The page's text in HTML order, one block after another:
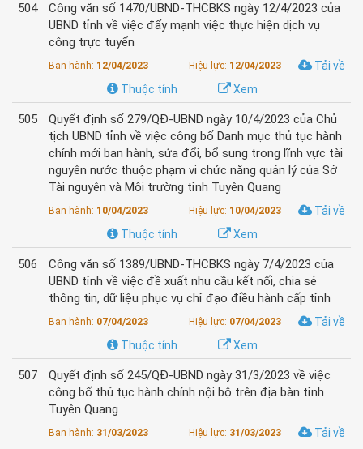
504
Công văn số 1470/UBND-THCBKS ngày 12/4/2023 của
UBND tỉnh về việc đẩy mạnh việc thực hiện dịch vụ
công trực tuyến
Ban hành: 12/04/2023 Hiệu lực: 12/04/2023
Tải về
Xem
Thuộc tính
505
Quyết định số 279/QĐ-UBND ngày 10/4/2023 của Chủ
tịch UBND tỉnh về việc công bố Danh mục thủ tục hành
chính mới ban hành, sửa đổi, bổ sung trong lĩnh vực tài
nguyên nước thuộc phạm vi chức năng quản lý của Sở
Tài nguyên và Môi trường tỉnh Tuyên Quang
Ban hành: 10/04/2023 Hiệu lực: 10/04/2023
Tải về
Xem
Thuộc tính
506
Công văn số 1389/UBND-THCBKS ngày 7/4/2023 của
UBND tỉnh về việc đề xuất nhu cầu kết nối, chia sẻ
thông tin, dữ liệu phục vụ chỉ đạo điều hành cấp tỉnh
Ban hành: 07/04/2023 Hiệu lực: 07/04/2023
Tải về
Xem
Thuộc tính
507
Quyết định số 245/QĐ-UBND ngày 31/3/2023 về việc
công bố thủ tục hành chính nội bộ trên địa bàn tỉnh
Tuyên Quang
Ban hành: 31/03/2023 Hiệu lực: 31/03/2023
Tải về